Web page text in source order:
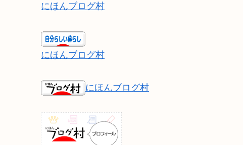
にほんブログ村
にほんブログ村
にほんブログ村